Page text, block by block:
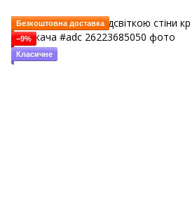
Безкоштовна доставка
−9%
Класичне